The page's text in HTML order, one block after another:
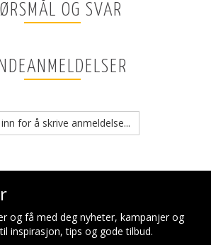
OG SVAR
for å skrive anmeldelse...
og få med deg nyheter, kampanjer og
inspirasjon, tips og gode tilbud.